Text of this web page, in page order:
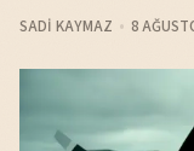
SADI KAYMAZ 8